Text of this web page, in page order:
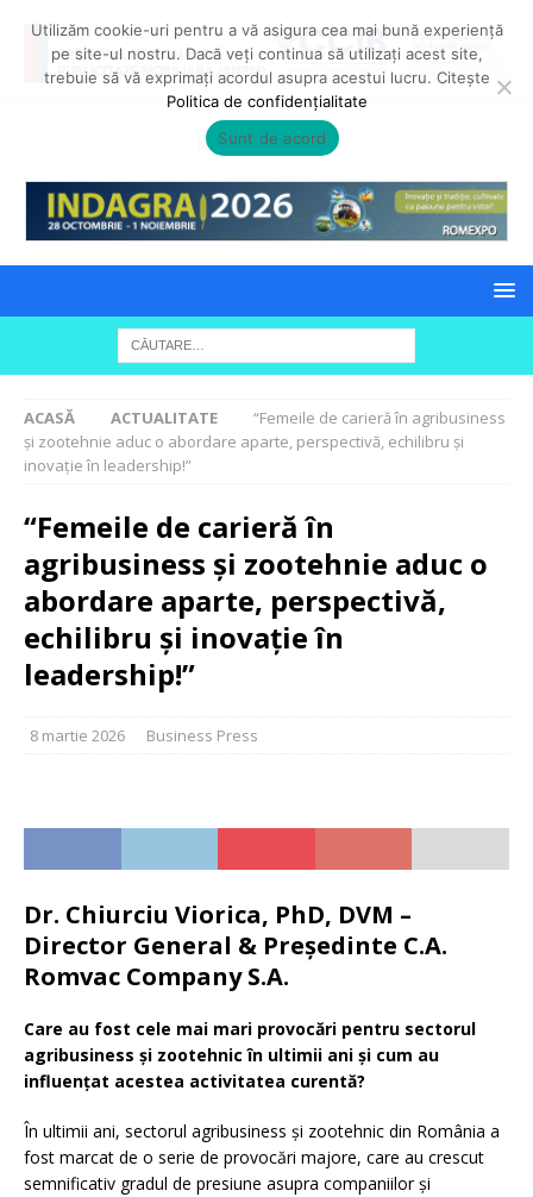
ACASĂ ACTUALITATE
“Femeile de carieră în agribusiness
și zootehnie aduc o abordare aparte, perspectivă, echilibru și
inovație în leadership!”
“Femeile de carieră în
agribusiness și zootehnie aduc o
abordare aparte, perspectivă,
echilibru și inovație în
leadership!”
8 martie 2026 Business Press
Dr. Chiurciu Viorica, PhD, DVM –
Director General & Președinte C.A.
Romvac Company S.A.
Care au fost cele mai mari provocări pentru sectorul
agribusiness și zootehnic în ultimii ani și cum au
influențat acestea activitatea curentă?
În ultimii ani, sectorul agribusiness și zootehnic din România a
fost marcat de o serie de provocări majore, care au crescut
semnificativ gradul de presiune asupra companiilor și
Utilizăm cookie-uri pentru a vă asigura cea mai bună experiență
pe site-ul nostru. Dacă veți continua să utilizați acest site,
trebuie să vă exprimați acordul asupra acestui lucru. Citește
Politica de confidențialitate
Sunt de acord